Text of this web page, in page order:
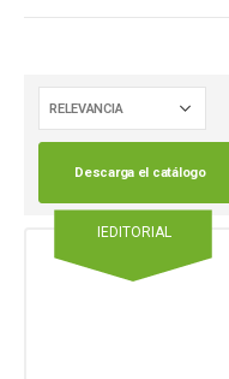
Descarga el catálogo
IEDITORIAL